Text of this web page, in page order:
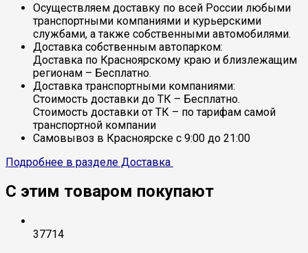
Осуществляем доставку по всей России любыми
транспортными компаниями и курьерскими
службами, а также собственными автомобилями.
Доставка собственным автопарком:
Доставка по Красноярскому краю и близлежащим
регионам – Бесплатно.
Доставка транспортными компаниями:
Стоимость доставки до ТК – Бесплатно.
Стоимость доставки от ТК – по тарифам самой
транспортной компании
Самовывоз в Красноярске с 9:00 до 21:00
Подробнее в разделе Доставка
С этим товаром покупают
37714